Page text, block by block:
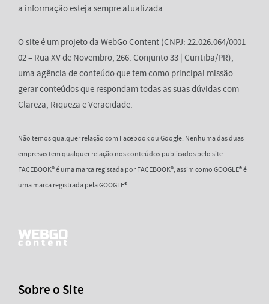
a informação esteja sempre atualizada.
O site é um projeto da WebGo Content (CNPJ: 22.026.064/0001-
02 – Rua XV de Novembro, 266. Conjunto 33 | Curitiba/PR),
uma agência de conteúdo que tem como principal missão
gerar conteúdos que respondam todas as suas dúvidas com
Clareza, Riqueza e Veracidade.
Não temos qualquer relação com Facebook ou Google. Nenhuma das duas
empresas tem qualquer relação nos conteúdos publicados pelo site.
FACEBOOK® é uma marca registada por FACEBOOK®, assim como GOOGLE® é
uma marca registrada pela GOOGLE®
Sobre o Site